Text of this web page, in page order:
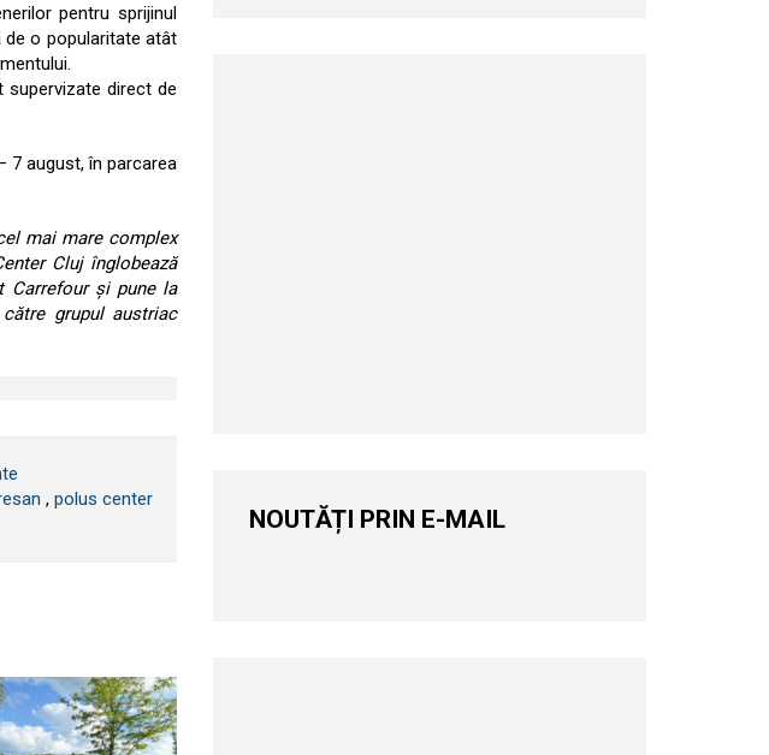
pentru sprijinul
de o popularitate atât
supervizate direct de
7 august, în parcarea
mai mare complex
Cluj înglobează
Carrefour şi pune la
grupul austriac
, polus center
NOUTĂȚI PRIN E-MAIL